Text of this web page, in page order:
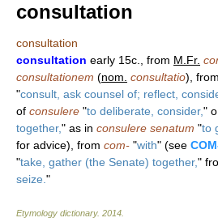
consultation
consultation
consultation early 15c., from M.Fr.
consultationem (nom. consultatio), from
"consult, ask counsel of; reflect,
of consulere "to deliberate, consider,"
together," as in consulere senatum "to
for advice), from com- "with" (see
"take, gather (the Senate) together,"
seize. "
Etymology dictionary. 2014